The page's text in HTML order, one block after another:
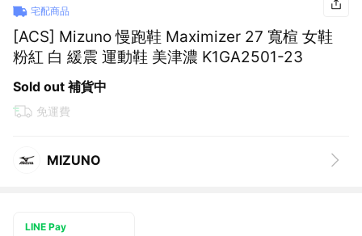
宅配商品
[ACS] Mizuno 慢跑鞋 Maximizer 27 寬楦 女鞋
粉紅 白 緩震 運動鞋 美津濃 K1GA2501-23
Sold out 補貨中
免運費
MIZUNO
LINE Pay